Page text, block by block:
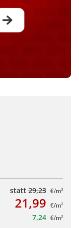
statt 29,23 €/m²
21,99 €/m²
7,24 €/m²